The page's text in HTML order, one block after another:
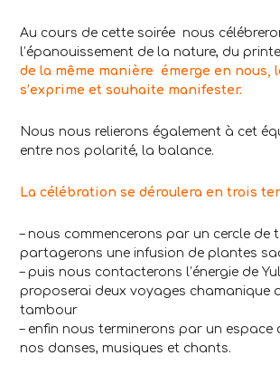
Au cours de cette soirée nous
l’épanouissement de la nature, du
de la même manière émerge en nous,
s’exprime et souhaite manifester.
Nous nous relierons également à cet
entre nos polarité, la balance.
La célébration se déroulera en trois
– nous commencerons par un cercle de
partagerons une infusion de plantes
– puis nous contacterons l’énergie de
proposerai deux voyages chamanique
tambour
– enfin nous terminerons par un espace
nos danses, musiques et chants.